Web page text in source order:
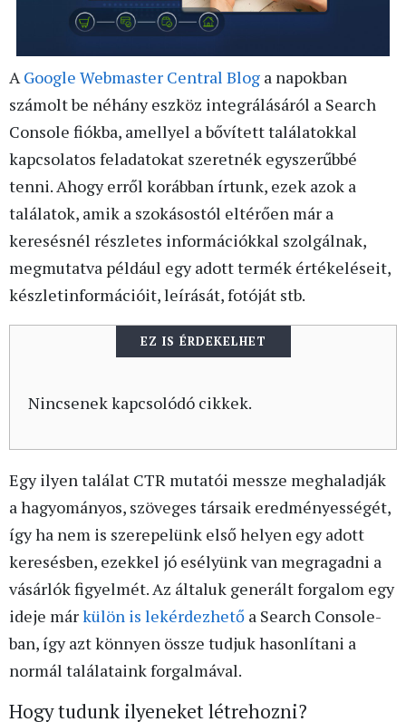
AGoogle Webmaster Central Blog a napokban
számolt be néhány eszköz integrálásáról a Search
Console fiókba, amellyel a bővített találatokkal
kapcsolatos feladatokat szeretnék egyszerűbbé
tenni. Ahogy erről korábban írtunk, ezek azok a
találatok, amik a szokásostól eltérően már a
keresésnél részletes információkkal szolgálnak,
megmutatva például egy adott termék értékeléseit,
készletinformációit, leírását, fotóját stb.
EZ IS ÉRDEKELHET
Nincsenek kapcsolódó cikkek.
Egy ilyen találat CTR mutatói messze meghaladják
a hagyományos, szöveges társaik eredményességét,
így ha nem is szerepelünk első helyen egy adott
keresésben, ezekkel jó esélyünk van megragadni a
vásárlók figyelmét. Az általuk generált forgalom egy
ideje márkülön is lekérdezhető a Search Console-
ban, így azt könnyen össze tudjuk hasonlítani a
normál találataink forgalmával.
Hogy tudunk ilyeneket létrehozni?